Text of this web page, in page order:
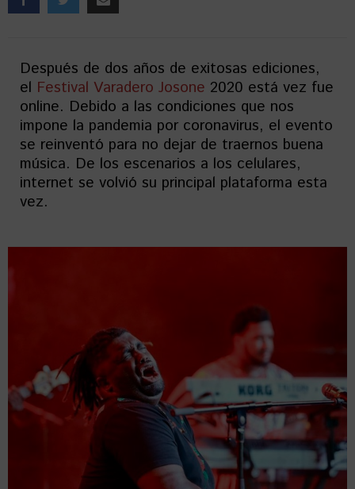
Después de dos años de exitosas ediciones,
el Festival Varadero Josone 2020 está vez fue
online. Debido a las condiciones que nos
impone la pandemia por coronavirus, el evento
se reinventó para no dejar de traernos buena
música. De los escenarios a los celulares,
internet se volvió su principal plataforma esta
vez.